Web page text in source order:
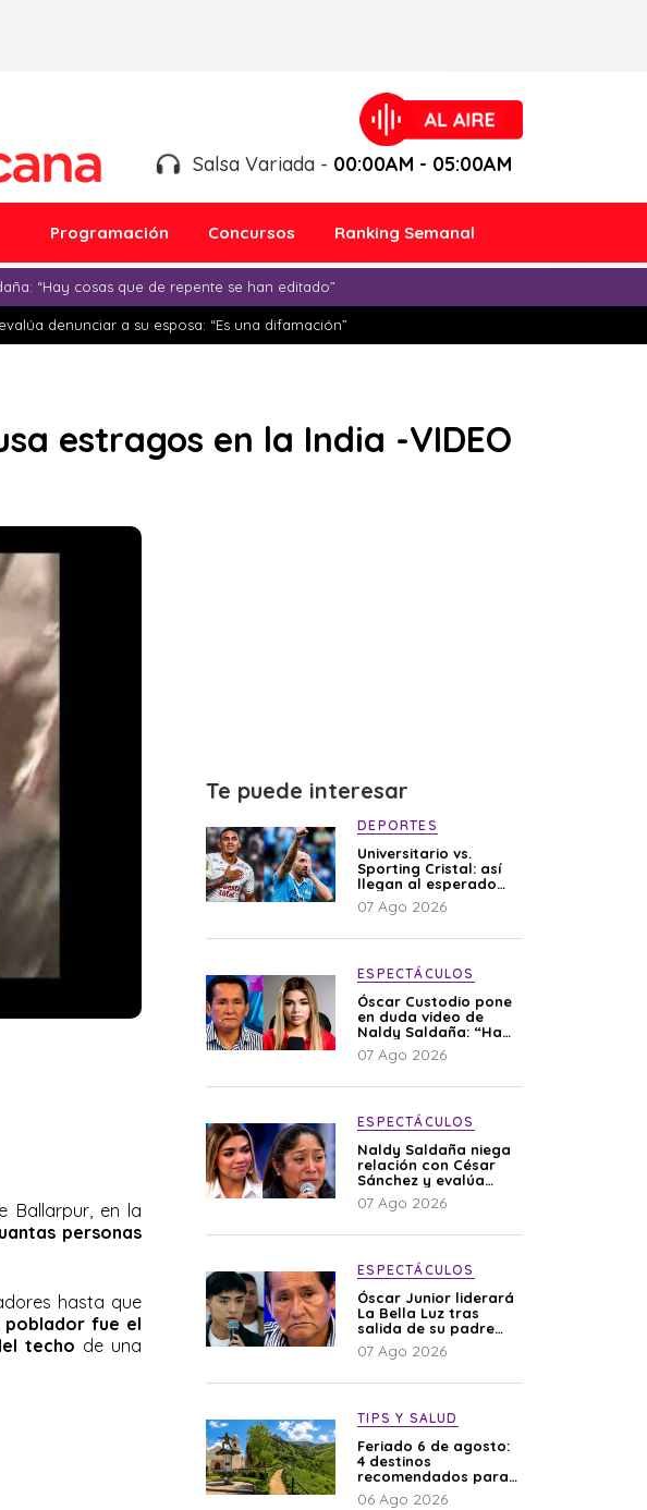
Salsa Variada - 00:00AM - 05:00AM
Programación Concursos Ranking Semanal
“Hay cosas que de repente se han editado”
denunciar a su esposa: “Es una difamación”
estragos en la India -VIDEO
Ballarpur, en la
personas
hasta que
poblador fue el
techo de una
Te puede interesar
DEPORTES
Universitario vs.
Sporting Cristal: así
llegan al esperado
duelo
07 Ago 2026
ESPECTÁCULOS
Óscar Custodio pone
en duda video de
Naldy Saldaña: “Hay
cosas que de repente
se han editado”
07 Ago 2026
ESPECTÁCULOS
Naldy Saldaña niega
relación con César
Sánchez y evalúa
denunciar a su
esposa: “Es una
07 Ago 2026
ESPECTÁCULOS
Óscar Junior liderará
La Bella Luz tras
salida de su padre
por polémica con
Naldy Saldaña
07 Ago 2026
TIPS Y SALUD
Feriado 6 de agosto:
4 destinos
recomendados para
disfrutar el descanso
06 Ago 2026